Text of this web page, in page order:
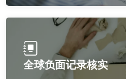
全球负面记录核实